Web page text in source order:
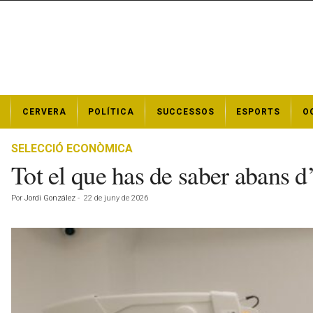
t
CERVERA POLÍTICA SUCCESSOS ESPORTS
SELECCIÓ ECONÒMICA
Tot el que has de saber abans
Por Jordi González - 22 de juny de 2026